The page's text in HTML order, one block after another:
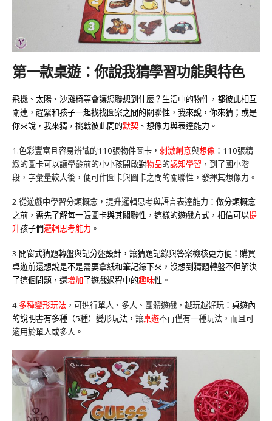
第一款桌遊：你說我猜學習功能與特色
飛機、太陽、沙灘椅等會讓您聯想到什麼？生活中的物件，都彼此相互
關連，趕緊和孩子一起找找圖案之間的關聯性，我來說，你來猜；或是
你來說，我來猜，挑戰彼此間的默契 、想像力與表達能力。
1.色彩豐富且容易辨識的110張物件圖卡， 刺激創意與想像 ： 110張精
緻的圖卡可以讓學齡前的小小孩開啟對物品的認知學習 ，到了國小階
段，字彙量較大後，便可作圖卡與圖卡之間的關聯性，發揮其想像力。
2.從遊戲中學習分類概念，提升邏輯思考與語言表達能力 ：做分類概念
之前，需先了解每一張圖卡與其關聯性，這樣的遊戲方式，相信可以提
升孩子們邏輯思考能力 。
3.開窗式猜題轉盤與記分盤設計，讓猜題記錄與答案檢核更方便：購買
桌遊前還想說是不是需要拿紙和筆記錄下來，沒想到猜題轉盤不但解決
了這個問題，還增加了遊戲過程中的趣味性。
4.多種變形玩法 ，可進行單人、多人、團體遊戲，越玩越好玩 ：桌遊內
的說明書有多種（5種）變形玩法， 讓桌遊不再僅有一種玩法 ， 而且可
適用於單人或多人 。